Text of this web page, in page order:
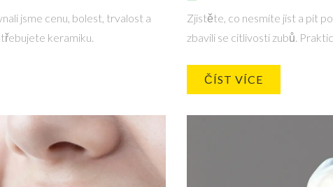
jsme cenu, bolest, trvalost a
keramiku.
Zjistěte, co nesmíte jíst a pít
zbavili se citlivosti zubů.
ČÍST VÍCE